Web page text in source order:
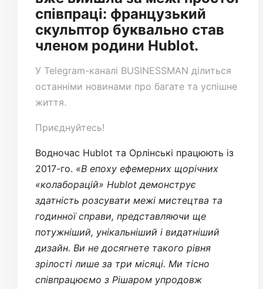
співпраці: французький
скульптор буквально став
членом родини Hublot.
У Telegram-каналі BUSINESSMAN ділиться
останніми новинами про багате та успішне
життя.
Приєднуйтесь!
Водночас Hublot та Орлінські працюють із
2017-го. «В епоху ефемерних щорічних
«колаборацій» Hublot демонструє
здатність розсувати межі мистецтва та
годинної справи, представляючи ще
потужніший, унікальніший і видатніший
дизайн. Ви не досягнете такого рівня
зрілості лише за три місяці. Ми тісно
співпрацюємо з Рішаром упродовж